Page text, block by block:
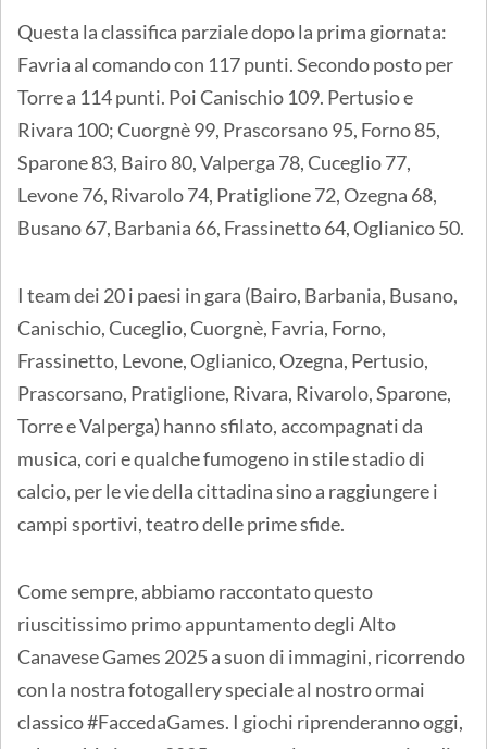
Questa la classifica parziale dopo la prima giornata:
Favria al comando con 117 punti. Secondo posto per
Torre a 114 punti. Poi Canischio 109. Pertusio e
Rivara 100; Cuorgnè 99, Prascorsano 95, Forno 85,
Sparone 83, Bairo 80, Valperga 78, Cuceglio 77,
Levone 76, Rivarolo 74, Pratiglione 72, Ozegna 68,
Busano 67, Barbania 66, Frassinetto 64, Oglianico 50.
I team dei 20 i paesi in gara (Bairo, Barbania, Busano,
Canischio, Cuceglio, Cuorgnè, Favria, Forno,
Frassinetto, Levone, Oglianico, Ozegna, Pertusio,
Prascorsano, Pratiglione, Rivara, Rivarolo, Sparone,
Torre e Valperga) hanno sfilato, accompagnati da
musica, cori e qualche fumogeno in stile stadio di
calcio, per le vie della cittadina sino a raggiungere i
campi sportivi, teatro delle prime sfide.
Come sempre, abbiamo raccontato questo
riuscitissimo primo appuntamento degli Alto
Canavese Games 2025 a suon di immagini, ricorrendo
con la nostra fotogallery speciale al nostro ormai
classico #FaccedaGames. I giochi riprenderanno oggi,